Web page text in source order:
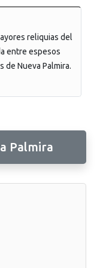
reliquias del
entre espesos
de Nueva Palmira.
Palmira